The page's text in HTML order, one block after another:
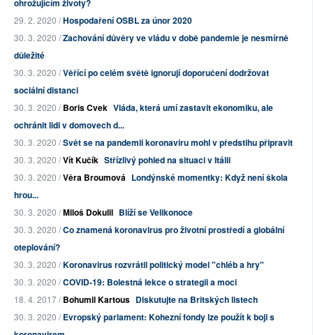
ohrožujícím životy?
29. 2. 2020 /Hospodaření OSBL za únor 2020
30. 3. 2020 /Zachování důvěry ve vládu v době pandemie je nesmírně
důležité
30. 3. 2020 /Věřící po celém světě ignorují doporučení dodržovat
sociální distanci
30. 3. 2020 /Boris Cvek Vláda, která umí zastavit ekonomiku, ale
ochránit lidi v domovech d...
30. 3. 2020 /Svět se na pandemii koronaviru mohl v předstihu připravit
30. 3. 2020 /Vít Kučík Střízlivý pohled na situaci v Itálii
30. 3. 2020 /Věra Broumová Londýnské momentky: Když není škola
hrou...
30. 3. 2020 /Miloš Dokulil Blíží se Velikonoce
30. 3. 2020 /Co znamená koronavirus pro životní prostředí a globální
oteplování?
30. 3. 2020 /Koronavirus rozvrátil politický model "chléb a hry"
30. 3. 2020 /COVID-19: Bolestná lekce o strategii a moci
18. 4. 2017 /Bohumil Kartous Diskutujte na Britských listech
30. 3. 2020 /Evropský parlament: Kohezní fondy lze použít k boji s